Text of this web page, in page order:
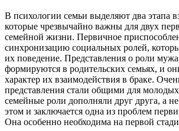
В психологии семьи выделяют два этапа
которые чрезвычайно важны для двух
семейной жизни. Первичное
синхронизацию социальных ролей,
их поведение. Представления о роли
формируются в родительских семьях, и
характер их взаимодействия в браке.
представления стали общими для
семейные роли дополняли друг друга, а
этом и заключается одна из проблем
Она особенно необходима на первой